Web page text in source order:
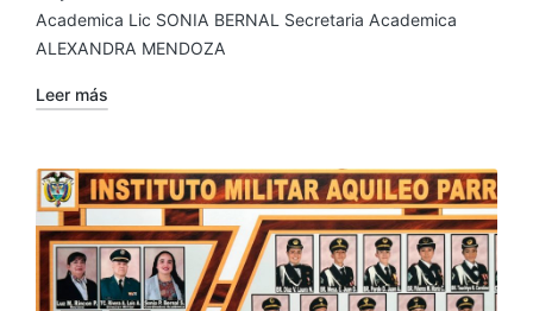
Academica Lic SONIA BERNAL Secretaria Academica
ALEXANDRA MENDOZA
Leer más